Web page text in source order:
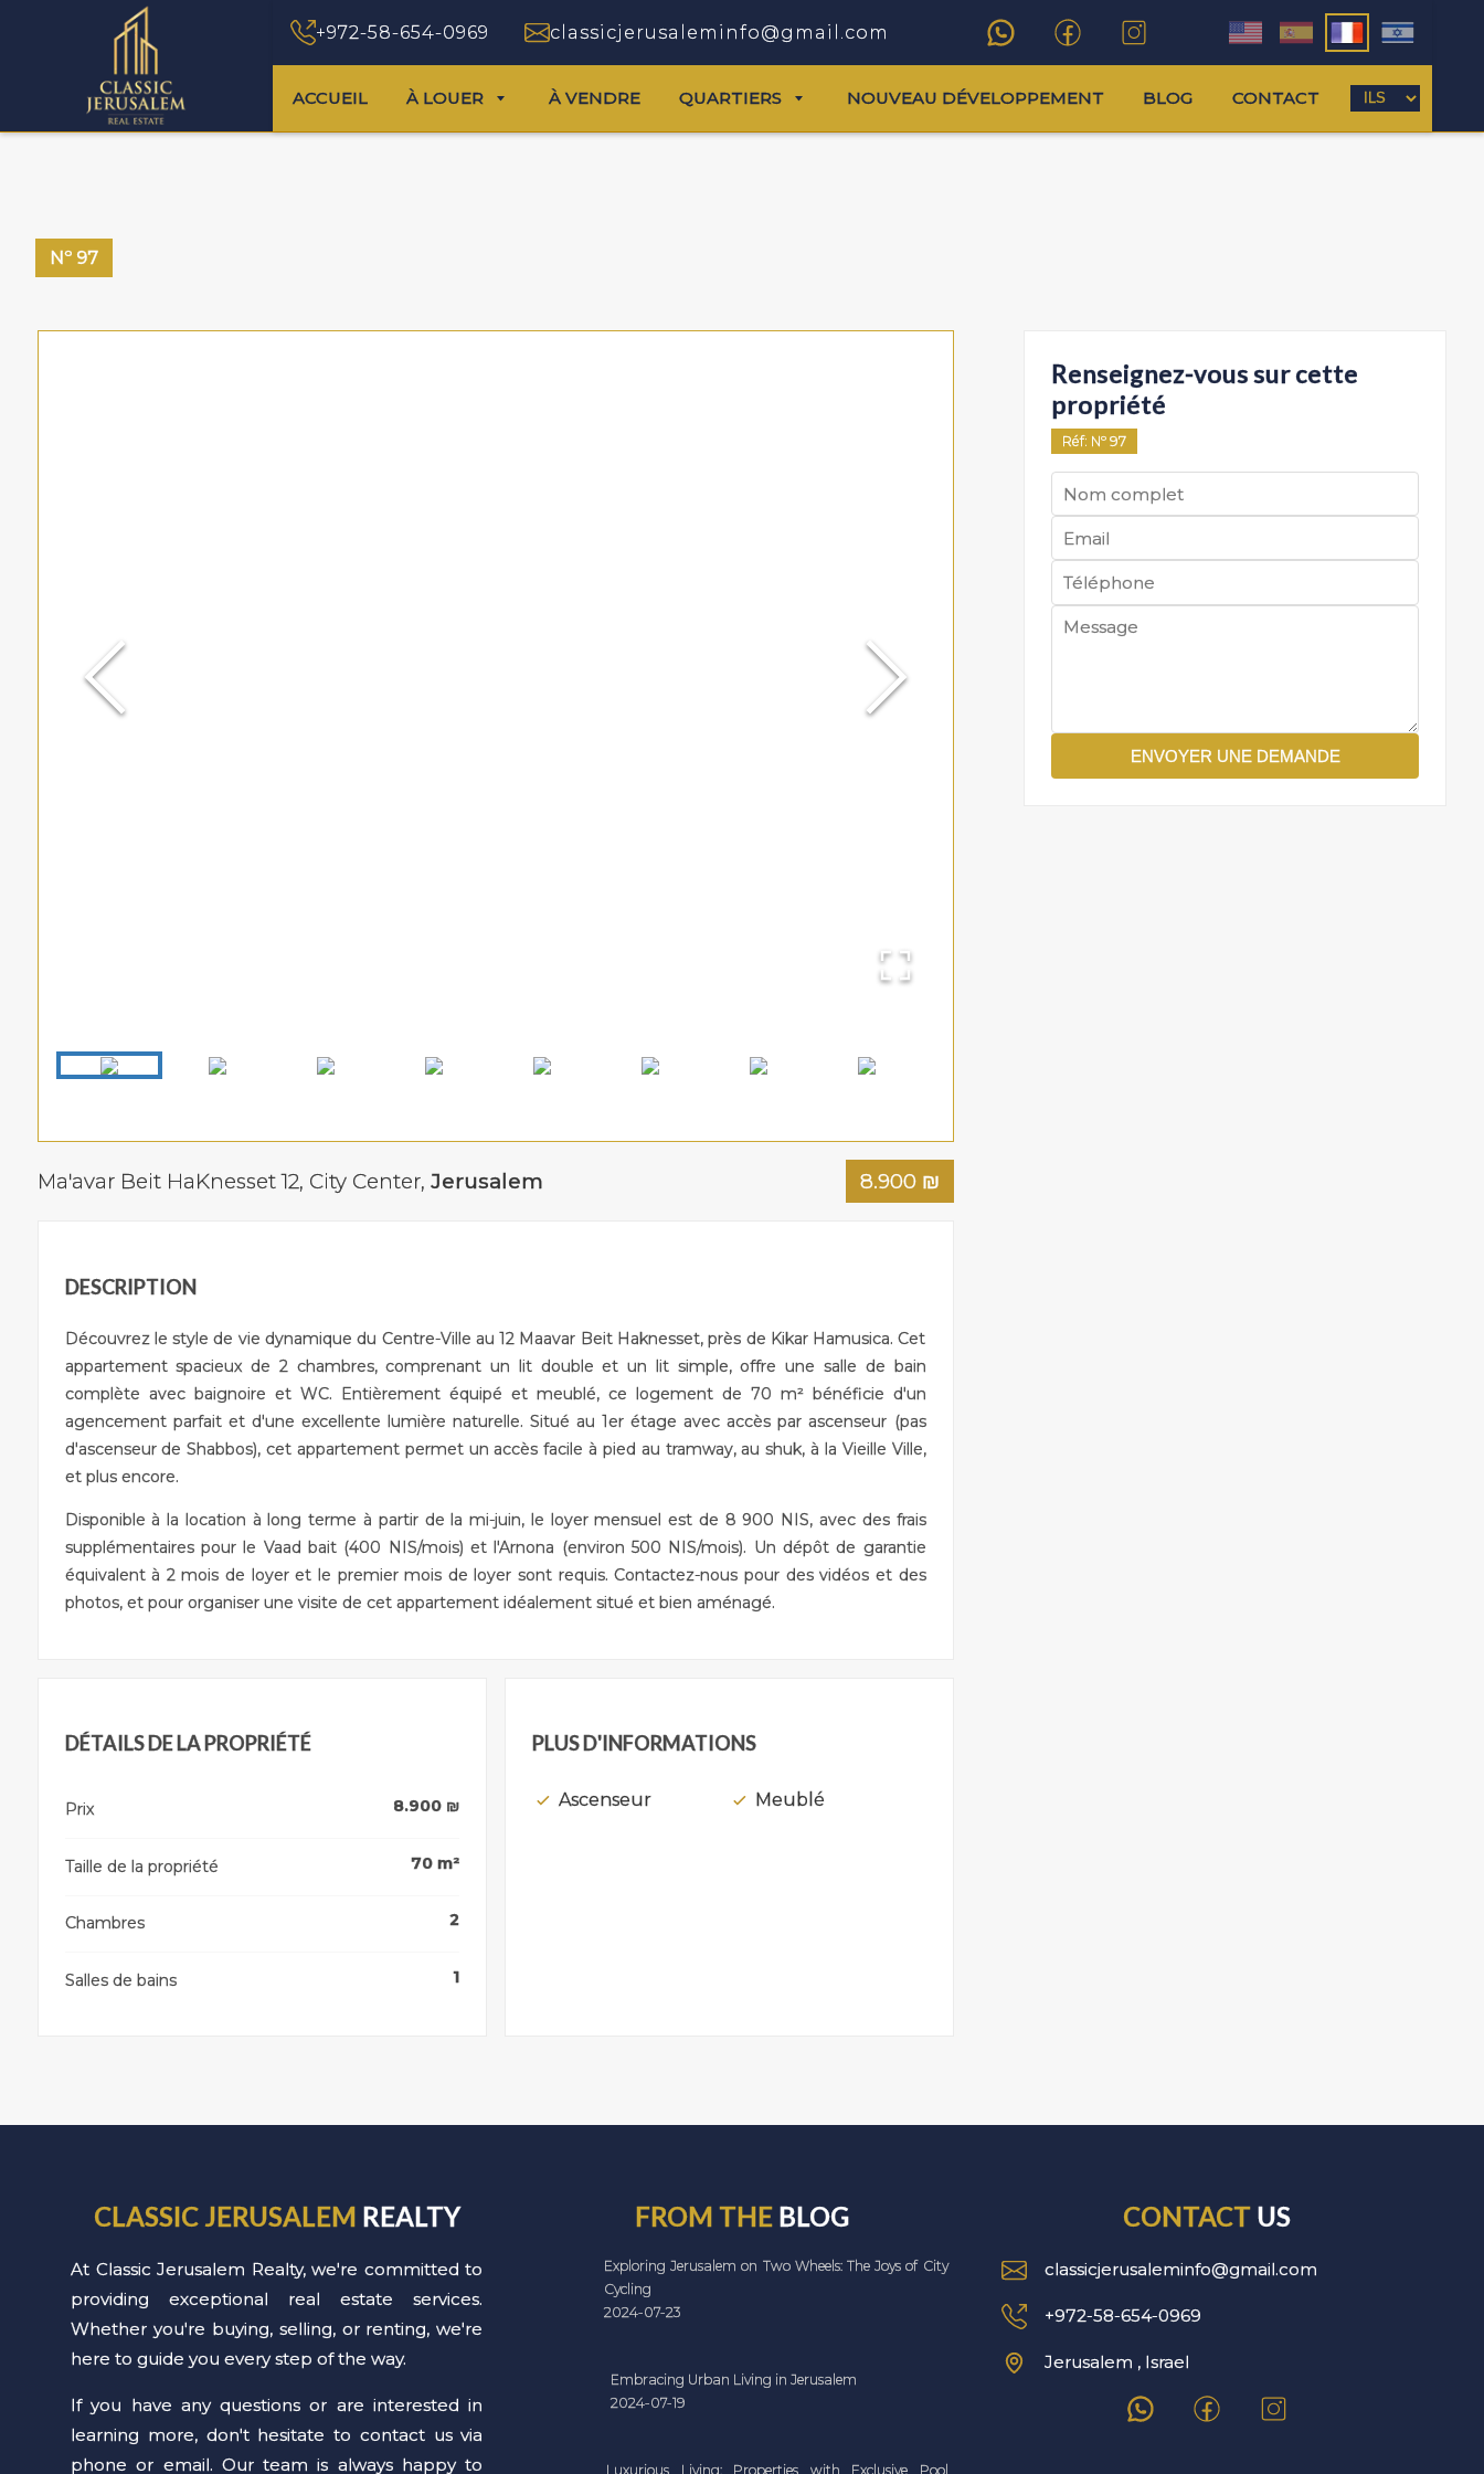
+972-58-654-0969 classicjerusaleminfo@gmail.com
ACCUEIL À LOUER À VENDRE QUARTIERS NOUVEAU DÉVELOPPEMENT BLOG CONTACT
Nº 97
Ma'avar Beit HaKnesset 12, City Center, Jerusalem 8.900₪
DESCRIPTION
Découvrez le style de vie dynamique du Centre-Ville au 12 Maavar Beit Haknesset, près de Kikar Hamusica. Cet
appartement spacieux de 2 chambres, comprenant un lit double et un lit simple, offre une salle de bain
complète avec baignoire et WC. Entièrement équipé et meublé, ce logement de 70 m² bénéficie d'un
agencement parfait et d'une excellente lumière naturelle. Situé au 1er étage avec accès par ascenseur (pas
d'ascenseur de Shabbos), cet appartement permet un accès facile à pied au tramway, au shuk, à la Vieille Ville,
et plus encore.
Disponible à la location à long terme à partir de la mi-juin, le loyer mensuel est de 8 900 NIS, avec des frais
supplémentaires pour le Vaad bait (400 NIS/mois) et l'Arnona (environ 500 NIS/mois). Un dépôt de garantie
équivalent à 2 mois de loyer et le premier mois de loyer sont requis. Contactez-nous pour des vidéos et des
photos, et pour organiser une visite de cet appartement idéalement situé et bien aménagé.
DÉTAILS DE LA PROPRIÉTÉ
Prix 8.900₪
Taille de la propriété 70 m²
Chambres 2
Salles de bains 1
PLUS D'INFORMATIONS
Ascenseur Meublé
Renseignez-vous sur cette
propriété
Réf: Nº 97
ENVOYER UNE DEMANDE
CLASSIC JERUSALEM REALTY
At Classic Jerusalem Realty, we're committed to
providing exceptional real estate services.
Whether you're buying, selling, or renting, we're
here to guide you every step of the way.
If you have any questions or are interested in
learning more, don't hesitate to contact us via
phone or email. Our team is always happy to
FROM THE BLOG
Exploring Jerusalem on Two Wheels: The Joys of City
Cycling
2024-07-23
Embracing Urban Living in Jerusalem
2024-07-19
Luxurious Living: Properties with Exclusive Pool
CONTACT US
classicjerusaleminfo@gmail.com
+972-58-654-0969
Jerusalem , Israel